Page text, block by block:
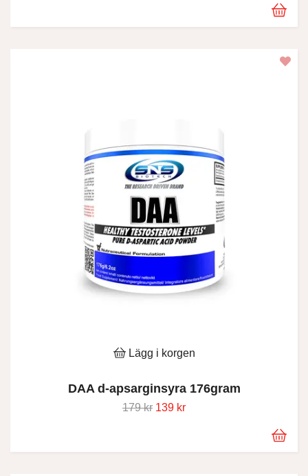
Lägg i korgen
DAA d-apsarginsyra 176gram
179 kr 139 kr